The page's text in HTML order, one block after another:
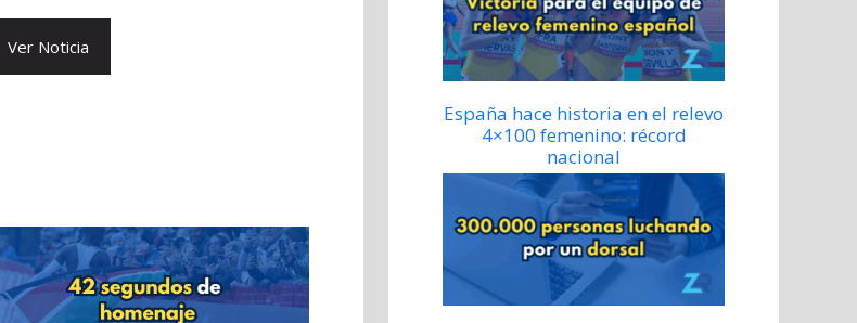
Ver Noticia
España hace historia en el relevo
4×100 femenino: récord
nacional